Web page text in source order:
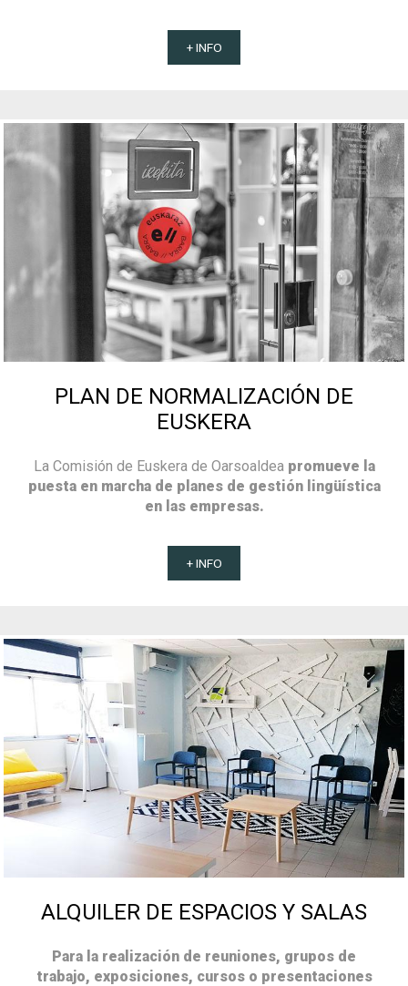
+ INFO
PLAN DE NORMALIZACIÓN DE
EUSKERA
La Comisión de Euskera de Oarsoaldea promueve la
puesta en marcha de planes de gestión lingüística
en las empresas.
+ INFO
ALQUILER DE ESPACIOS Y SALAS
Para la realización de reuniones, grupos de
trabajo, exposiciones, cursos o presentaciones